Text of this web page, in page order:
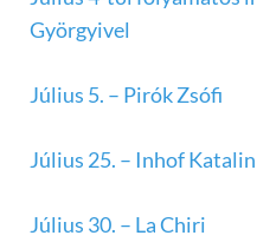
Györgyivel
Július 5. – Pirók Zsófi
Július 25. – Inhof Katalin
Július 30. – La Chiri